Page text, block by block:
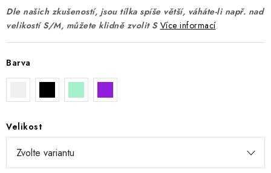
Dle našich zkušeností, jsou tílka spíše větší, váháte-li např. nad
velikostí S/M, můžete klidně zvolit S Více informací
Barva
Velikost